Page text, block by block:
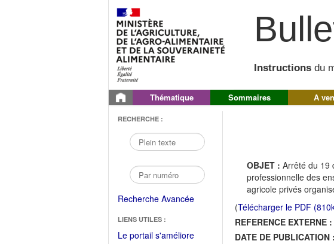
Instructions du
Thématique Sommaires A
RECHERCHE :
Recherche Avancée
LIENS UTILES :
Le portail s'améliore(Fichier
OBJET : Arrêté du 19
professionnelle des
agricole privés
(Télécharger le PDF
REFERENCE EXTERNE :
DATE DE PUBLICATION :